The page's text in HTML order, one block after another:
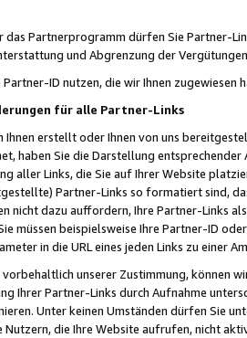
das Partnerprogramm dürfen Sie Partner-
und Abgrenzung der
ID nutzen, die wir Ihnen zugewiesen
für alle Partner-Links
Ihnen erstellt oder Ihnen von uns
haben Sie die Darstellung
aller Links, die Sie auf Ihrer Website
Partner-Links so formatiert sind,
nicht dazu auffordern, Ihre Partner-Links
müssen beispielsweise Ihre Partner-ID
in die URL eines jeden Links zu einer
vorbehaltlich unserer Zustimmung, können
Ihrer Partner-Links durch Aufnahme
Unter keinen Umständen dürfen Sie
die Ihre Website aufrufen, nicht